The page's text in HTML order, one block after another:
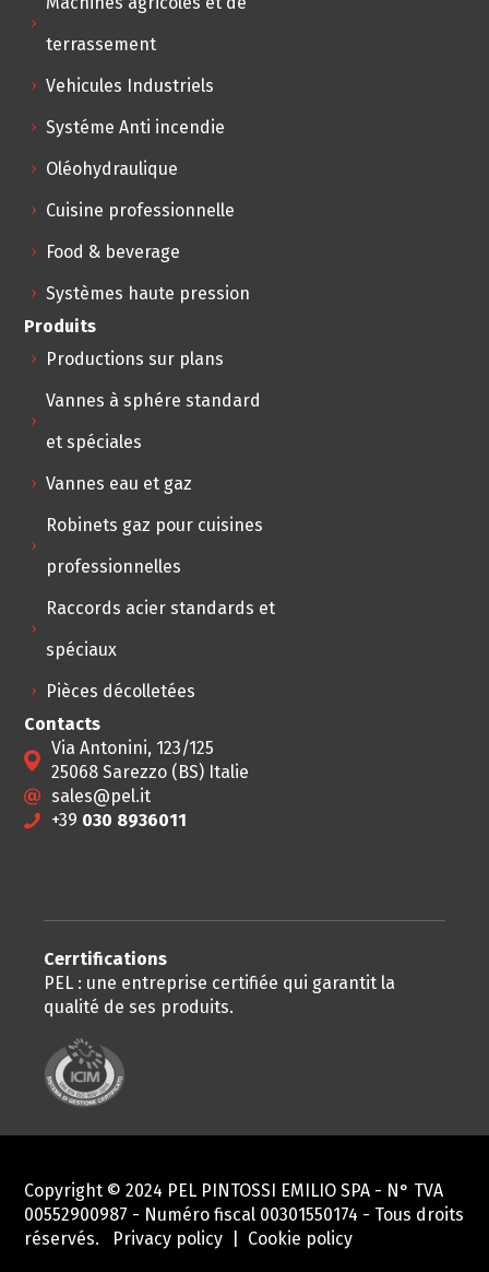
terrassement
Vehicules Industriels
Systéme Anti incendie
Oléohydraulique
Cuisine professionnelle
Food & beverage
Systèmes haute pression
Produits
Productions sur plans
Vannes à sphére standard
et spéciales
Vannes eau et gaz
Robinets gaz pour cuisines
professionnelles
Raccords acier standards et
spéciaux
Pièces décolletées
Contacts
Via Antonini, 123/125
25068 Sarezzo (BS) Italie
sales@pel.it
+39 030 8936011
Cerrtifications
PEL : une entreprise certifiée qui garantit la
qualité de ses produits.
Copyright © 2024 PEL PINTOSSI EMILIO SPA - N° TVA
00552900987 - Numéro fiscal 00301550174 - Tous droits
réservés. Privacy policy Cookie policy